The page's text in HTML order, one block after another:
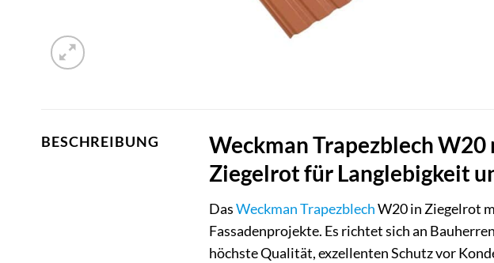
BESCHREIBUNG
Weckman Trapezblech
Ziegelrot für Langlebigkeit
DasWeckmanTrapezblechW20 in Ziegelrot
Fassadenprojekte. Es richtet sich an
höchste Qualität, exzellenten Schutz vor